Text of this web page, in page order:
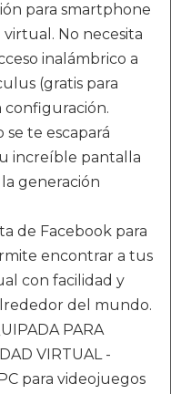
para smartphone
No necesita
inalámbrico a
(gratis para
configuración.
se te escapará
increíble pantalla
generación
de Facebook para
encontrar a tus
con facilidad y
del mundo.
PARA
VIRTUAL -
para videojuegos